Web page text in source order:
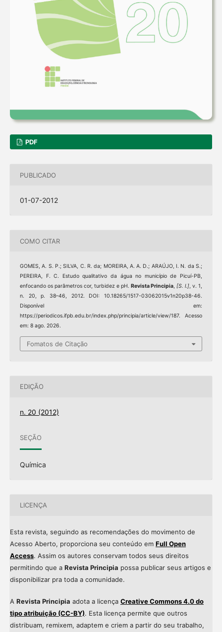
PDF
PUBLICADO
01-07-2012
COMO CITAR
GOMES, A. S. P.; SILVA, C. R. da; MOREIRA, A. A. D.; ARAÚJO, I. N. da S.;
PEREIRA, F. C. Estudo qualitativo da água no município de Picuí-PB,
enfocando os parâmetros cor, turbidez e pH.Revista Principia,[S. l.], v. 1,
n. 20, p. 38–46, 2012. DOI: 10.18265/1517-03062015v1n20p38-46.
Disponível em:
https://periodicos.ifpb.edu.br/index.php/principia/article/view/187. Acesso
em: 8 ago. 2026.
Fomatos de Citação
EDIÇÃO
n. 20 (2012)
SEÇÃO
Química
LICENÇA
Esta revista, seguindo as recomendações do movimento de
Acesso Aberto, proporciona seu conteúdo em Full Open
Access. Assim os autores conservam todos seus direitos
permitindo que a Revista Principia possa publicar seus artigos e
disponibilizar pra toda a comunidade.
A Revista Principia adota a licença Creative Commons 4.0 do
tipo atribuição (CC-BY). Esta licença permite que outros
distribuam, remixem, adaptem e criem a partir do seu trabalho,